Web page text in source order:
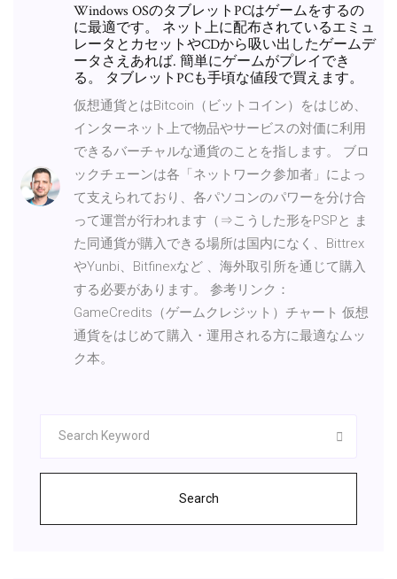
Windows OSのタブレットPCはゲームをするの
に最適です。 ネット上に配布されているエミュ
レータとカセットやCDから吸い出したゲームデ
ータさえあれば. 簡単にゲームがプレイでき
る。 タブレットPCも手頃な値段で買えます。
仮想通貨とはBitcoin（ビットコイン）をはじめ、
インターネット上で物品やサービスの対価に利用
できるバーチャルな通貨のことを指します。 ブロ
ックチェーンは各「ネットワーク参加者」によっ
て支えられており、各パソコンのパワーを分け合
って運営が行われます（⇒こうした形をPSPと ま
た同通貨が購入できる場所は国内になく、Bittrex
やYunbi、Bitfinexなど 、海外取引所を通じて購入
する必要があります。 参考リンク：
GameCredits（ゲームクレジット）チャート 仮想
通貨をはじめて購入・運用される方に最適なムッ
ク本。
Search